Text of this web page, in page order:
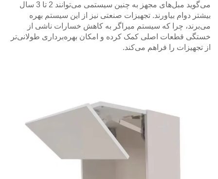
می‌گوید مبل‌های مجهز به چنین سیستمی می‌توانند 2 تا 3 سال
بیشتر دوام بیاورند. تجهیزات صنعتی نیز از این سیستم بهره
می‌برند، چرا که سیستم میراگر به کاهش خسارات ناشی از
خستگی قطعات اصلی کمک کرده و امکان بهره‌برداری طولانی‌تر
از تجهیزات را فراهم می‌کند.